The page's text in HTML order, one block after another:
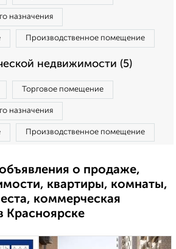
назначения
Производственное помещение
недвижимости (5)
Торговое помещение
назначения
Производственное помещение
о продаже,
квартиры, комнаты,
коммерческая
Красноярске